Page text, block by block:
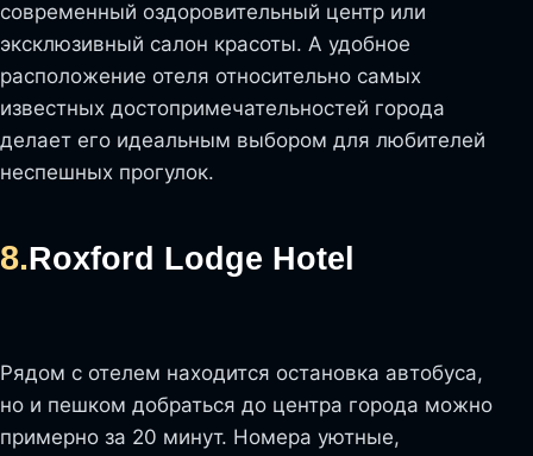
современный оздоровительный центр или
эксклюзивный салон красоты. А удобное
расположение отеля относительно самых
известных достопримечательностей города
делает его идеальным выбором для любителей
неспешных прогулок.
8.Roxford Lodge Hotel
Рядом с отелем находится остановка автобуса,
но и пешком добраться до центра города можно
примерно за 20 минут. Номера уютные,